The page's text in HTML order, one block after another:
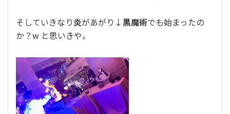
そしていきなり炎があがり↓ 黒魔術でも始まったの
か？w と思いきや。